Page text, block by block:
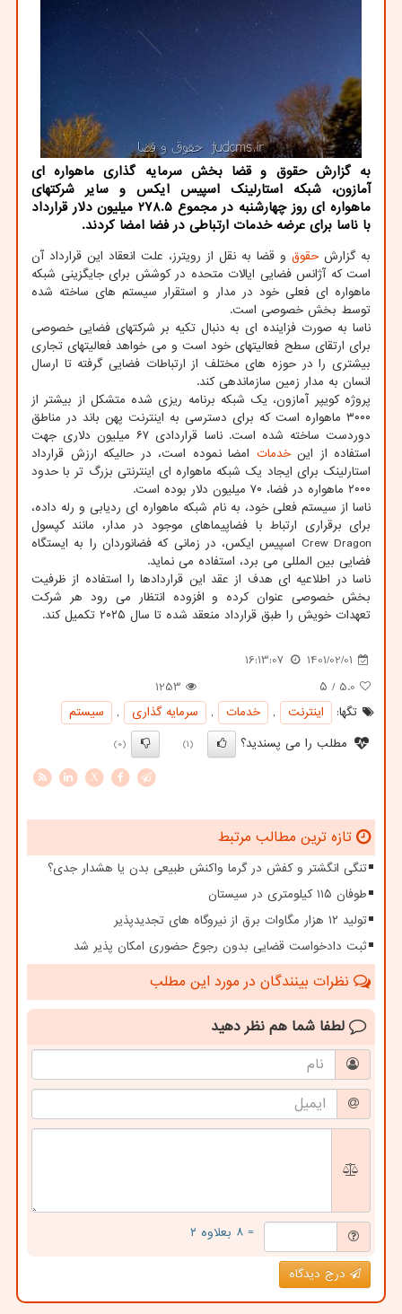
به گزارش حقوق و قضا بخش سرمایه گذاری ماهواره ای
آمازون، شبکه استارلینک اسپیس ایکس و سایر شرکتهای
ماهواره ای روز چهارشنبه در مجموع ۲۷۸.۵ میلیون دلار قرارداد
با ناسا برای عرضه خدمات ارتباطی در فضا امضا کردند.
به گزارش حقوق و قضا به نقل از رویترز، علت انعقاد این قرارداد آن
است که آژانس فضایی ایالات متحده در کوشش برای جایگزینی شبکه
ماهواره ای فعلی خود در مدار و استقرار سیستم های ساخته شده
توسط بخش خصوصی است.
ناسا به صورت فزاینده ای به دنبال تکیه بر شرکتهای فضایی خصوصی
برای ارتقای سطح فعالیتهای خود است و می خواهد فعالیتهای تجاری
بیشتری را در حوزه های مختلف از ارتباطات فضایی گرفته تا ارسال
انسان به مدار زمین سازماندهی کند.
پروژه کویپر آمازون، یک شبکه برنامه ریزی شده متشکل از بیشتر از
۳۰۰۰ ماهواره است که برای دسترسی به اینترنت پهن باند در مناطق
دوردست ساخته شده است. ناسا قراردادی ۶۷ میلیون دلاری جهت
استفاده از اینخدمات امضا نموده است، در حالیکه ارزش قرارداد
استارلینک برای ایجاد یک شبکه ماهواره ای اینترنتی بزرگ تر با حدود
۲۰۰۰ ماهواره در فضا، ۷۰ میلیون دلار بوده است.
ناسا از سیستم فعلی خود، به نام شبکه ماهواره ای ردیابی و رله داده،
برای برقراری ارتباط با فضاپیماهای موجود در مدار، مانند کپسول
Crew Dragon اسپیس ایکس، در زمانی که فضانوردان را به ایستگاه
فضایی بین المللی می برد، استفاده می نماید.
ناسا در اطلاعیه ای هدف از عقد این قراردادها را استفاده از ظرفیت
بخش خصوصی عنوان کرده و افزوده انتظار می رود هر شرکت
تعهدات خویش را طبق قرارداد منعقد شده تا سال ۲۰۲۵ تکمیل کند.
1401/02/01
16:13:07
5.0 / ۵
1253
تگها:
اینترنت , خدمات , سرمایه گذاری ,
سیستم
مطلب را می پسندید؟
(1)
(0)
X
تازه ترین مطالب مرتبط
تنگی انگشتر و کفش در گرما واکنش طبیعی بدن یا هشدار جدی؟
طوفان ۱۱۵ کیلومتری در سیستان
تولید ۱۲ هزار مگاوات برق از نیروگاه های تجدیدپذیر
ثبت دادخواست قضایی بدون رجوع حضوری امکان پذیر شد
نظرات بینندگان در مورد این مطلب
لطفا شما هم نظر دهید
= ۸ بعلاوه ۲
درج دیدگاه